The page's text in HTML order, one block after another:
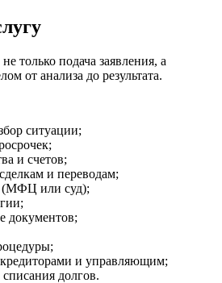
только подача заявления, а
от анализа до результата.
ситуации;
и счетов;
и переводам;
(МФЦ или суд);
документов;
кредиторами и управляющим;
долгов.